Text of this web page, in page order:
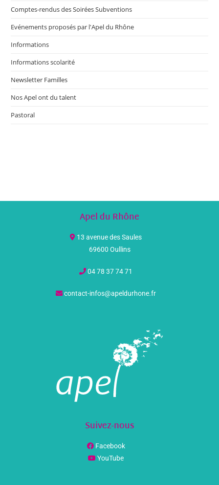
Comptes-rendus des Soirées Subventions
Evénements proposés par l'Apel du Rhône
Informations
Informations scolarité
Newsletter Familles
Nos Apel ont du talent
Pastoral
Apel du Rhône
13 avenue des Saules
69600 Oullins
04 78 37 74 71
contact-infos@apeldurhone.fr
Suivez-nous
Facebook
YouTube